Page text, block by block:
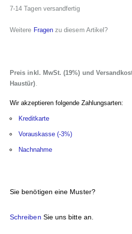
7-14 Tagen versandfertig
Weitere Fragenzu diesem Artikel?
Preis inkl. MwSt. (19%) und
Haustür).
Wir akzeptieren folgende Zahlungsarten:
Kreditkarte
Vorauskasse (-3%)
Nachnahme
Sie benötigen eine Muster?
Schreiben Sie uns bitte an.